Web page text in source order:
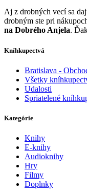
Aj z drobných vecí sa
drobným ste pri
na Dobrého Anjela.
Kníhkupectvá
Bratislava -
Všetky
Udalosti
Spriatelené
Kategórie
Knihy
E-knihy
Audioknihy
Hry
Filmy
Doplnky